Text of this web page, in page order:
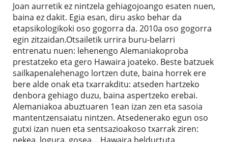
Joan aurretik ez nintzela gehiagojoango esaten nuen,
baina ez dakit. Egia esan, diru asko behar da
etapsikologikoki oso gogorra da. 2010a oso gogorra
egin zitzaidan.Otsailetik urrira buru-belarri
entrenatu nuen: lehenengo Alemaniakoproba
prestatzeko eta gero Hawaira joateko. Beste batzuek
sailkapenalehenago lortzen dute, baina horrek ere
bere alde onak eta txarrakditu: atseden hartzeko
denbora gehiago duzu, baina aspertzeko erebai.
Alemaniakoa abuztuaren 1ean izan zen eta sasoia
mantentzensaiatu nintzen. Atsedenerako egun oso
gutxi izan nuen eta sentsazioakoso txarrak ziren: